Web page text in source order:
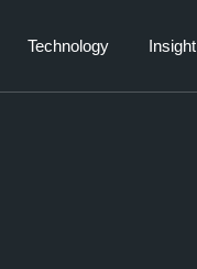
Technology Insight